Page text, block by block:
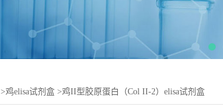
>鸡elisa试剂盒 >鸡II型胶原蛋白（Col II-2）elisa试剂盒